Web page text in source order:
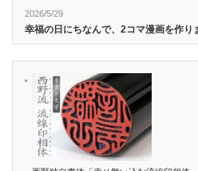
2026/5/29
幸福の日にちなんで、2コマ漫画を作り